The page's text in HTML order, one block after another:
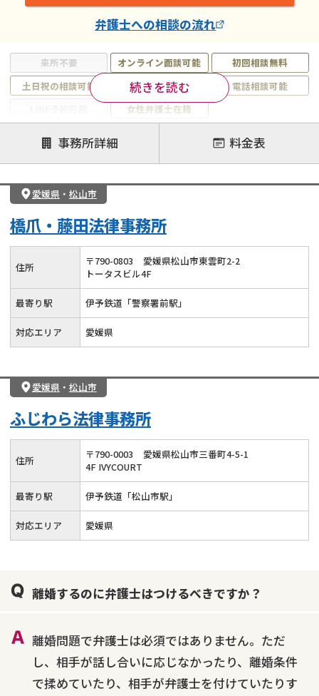
来所不要 オンライン面談可能
初回相談無料
土日祝の相談可能
19時以降電話可能
電話相談可能
女性弁護士在籍
注力案件
離婚前相談
離婚調停
離婚裁判
親権・面会交流権
DV
モラハラ
不貞・不倫慰謝料請求
財産分与
内縁の夫婦
続きを読む
弁護士への相談の流れ
事務所詳細 料金表
愛媛県 ・ 松山市
橋爪・藤田法律事務所
住所 〒790-0803
愛媛県松山市東雲町2-2
トータスビル4F
最寄り駅 伊予鉄道「警察署前駅」
対応エリア 愛媛県
愛媛県 ・ 松山市
ふじわら法律事務所
住所 〒790-0003
愛媛県松山市三番町4-5-1
4F IVYCOURT
最寄り駅 伊予鉄道「松山市駅」
対応エリア 愛媛県
離婚するのに弁護士はつけるべきですか？
離婚問題で弁護士は必須ではありません。ただ
し、相手が話し合いに応じなかったり、離婚条件
で揉めていたり、相手が弁護士を付けていたりす